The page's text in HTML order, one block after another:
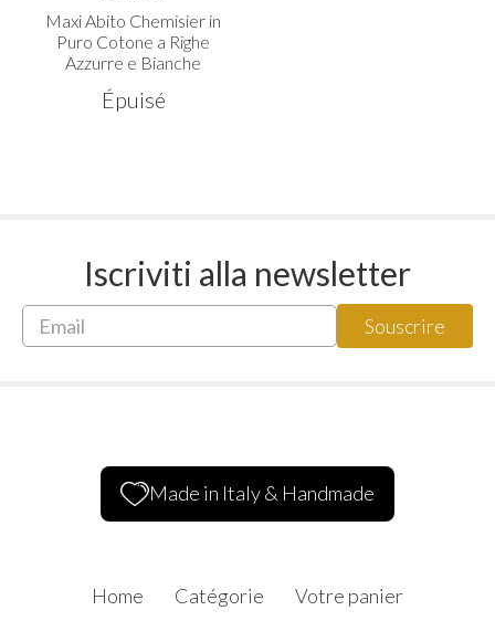
Maxi Abito Chemisier in
Puro Cotone a Righe
Azzurre e Bianche
Épuisé
Iscriviti alla newsletter
Made in Italy & Handmade
Home Catégorie Votre panier